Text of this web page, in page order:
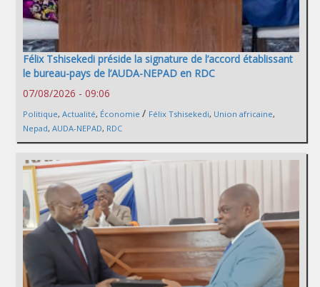
Félix Tshisekedi préside la signature de l’accord établissant
le bureau-pays de l’AUDA-NEPAD en RDC
07/08/2026 - 09:06
Politique, Actualité, Économie / Félix Tshisekedi, Union africaine,
Nepad, AUDA-NEPAD, RDC